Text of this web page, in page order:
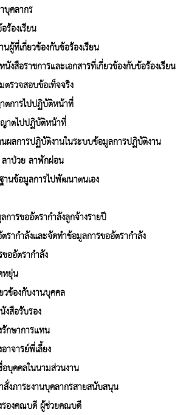
คลากร
ร้องเรียน
ที่เกี่ยวข้องกับข้อร้องเรียน
อราชการและเอกสารที่เกี่ยวข้องกับข้อร้องเรียน
วจสอบข้อเท็จจริง
ตการไปปฏิบัติหน้าที่
ตไปปฏิบัติหน้าที่
ลการปฏิบัติงานในระบบข้อมูลการปฏิบัติงาน
ป่วย ลาพักผ่อน
ข้อมูลการไปพัฒนาตนเอง
รขออัตรากำลังลูกจ้างรายปี
ากำลังและจัดทำข้อมูลการขออัตรากำลัง
อัตรากำลัง
หยุ่น
วข้องกับงานบุคคล
สือรับรอง
กษาการแทน
จารย์พี่เลี้ยง
คคลในนามส่วนงาน
ภาระงานบุคลากรสายสนับสนุน
องคณบดี ผู้ช่วยคณบดี